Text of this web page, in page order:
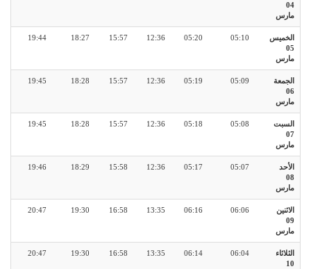
04
مارس
الخميس
05
مارس
05:10
05:20
12:36
15:57
18:27
19:44
الجمعة
06
مارس
05:09
05:19
12:36
15:57
18:28
19:45
السبت
07
مارس
05:08
05:18
12:36
15:57
18:28
19:45
الأحد
08
مارس
05:07
05:17
12:36
15:58
18:29
19:46
الاثنين
09
مارس
06:06
06:16
13:35
16:58
19:30
20:47
الثلاثاء
10
06:04
06:14
13:35
16:58
19:30
20:47